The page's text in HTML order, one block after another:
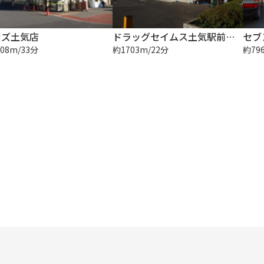
土気店
33分
ドラッグセイムス土気駅前薬局店
約1703m/22分
セ
約